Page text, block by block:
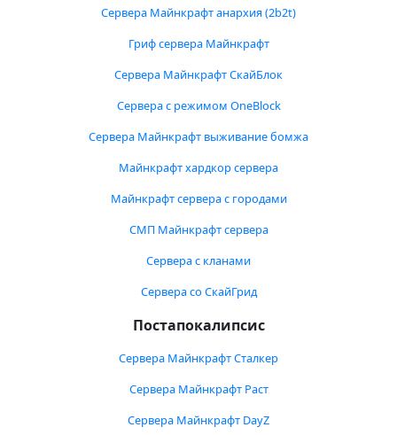
Сервера Майнкрафт анархия (2b2t)
Гриф сервера Майнкрафт
Сервера Майнкрафт СкайБлок
Сервера с режимом OneBlock
Сервера Майнкрафт выживание бомжа
Майнкрафт хардкор сервера
Майнкрафт сервера с городами
СМП Майнкрафт сервера
Сервера с кланами
Сервера со СкайГрид
Постапокалипсис
Сервера Майнкрафт Сталкер
Сервера Майнкрафт Раст
Сервера Майнкрафт DayZ